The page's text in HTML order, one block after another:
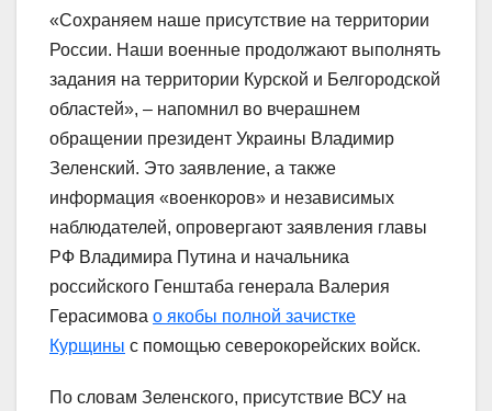
«Сохраняем наше присутствие на территории
России. Наши военные продолжают выполнять
задания на территории Курской и Белгородской
областей», – напомнил во вчерашнем
обращении президент Украины Владимир
Зеленский. Это заявление, а также
информация «военкоров» и независимых
наблюдателей, опровергают заявления главы
РФ Владимира Путина и начальника
российского Генштаба генерала Валерия
Герасимова о якобы полной зачистке
Курщины с помощью северокорейских войск.
По словам Зеленского, присутствие ВСУ на